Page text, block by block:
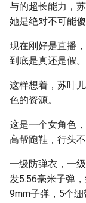
与的超长能力，
她是绝对不可能
现在刚好是直播
到底是真还是假。
这样想着，苏叶
色的资源。
这是一个女角色
高帮跑鞋，行头
一级防弹衣，一
发5.56毫米子弹
9mm子弹，5个绷